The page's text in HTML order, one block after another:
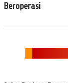
Beroperasi